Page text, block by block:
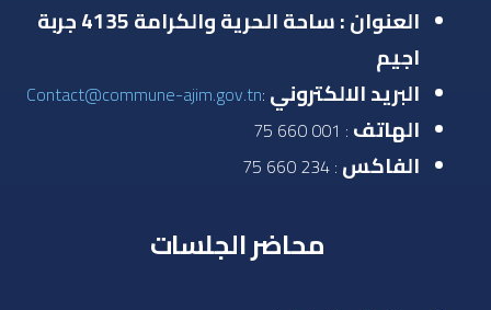
العنوان : ساحة الحرية والكرامة 4135 جربة
اجيم
البريد الالكتروني :
Contact@commune-ajim.gov.tn
الهاتف : 001 660 75
الفاكس : 234 660 75
محاضر الجلسات